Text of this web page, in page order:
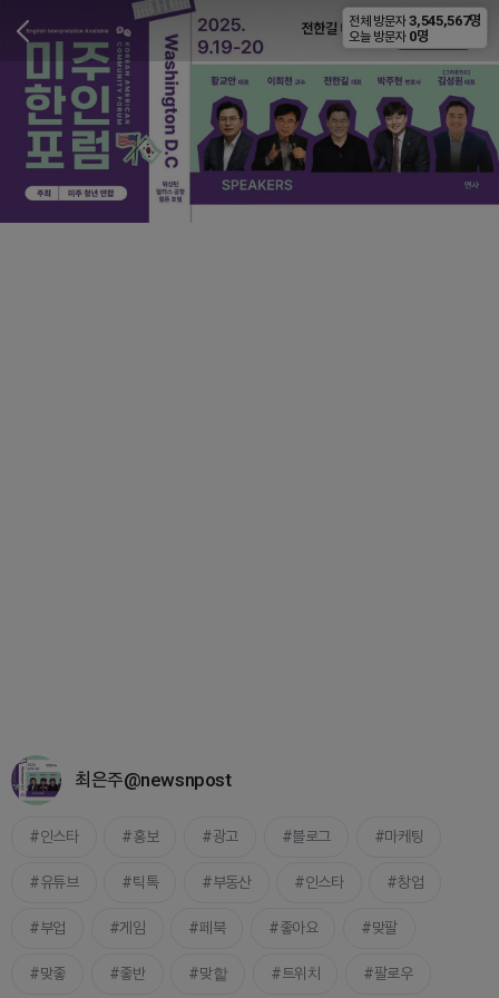
비공개
최은주@newsnpost
인스타 홍보 광고 블로그 마케팅
유튜브 틱톡 부동산 인스타 창업
부업 게임 페북 좋아요 맞팔
맞좋 좋반 맞핱 트위치 팔로우
전체 방문자 3,545,567명
오늘 방문자 0명